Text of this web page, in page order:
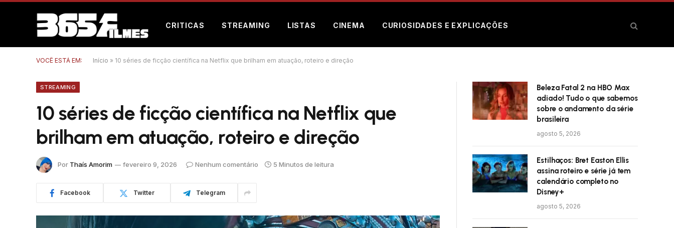
CRITICAS STREAMING LISTAS CINEMA CURIOSIDADES E EXPLICAÇÕES
VOCÊ ESTÁ EM: Início » 10 séries de ficção científica na Netflix que brilham em atuação, roteiro e direção
STREAMING
10 séries de ficção científica na Netflix que
brilham em atuação, roteiro e direção
Por Thaís Amorim fevereiro 9, 2026 Nenhum comentário 5 Minutos de leitura
Facebook Twitter Telegram
Beleza Fatal 2 na HBO Max
adiado! Tudo o que sabemos
sobre o andamento da série
brasileira
agosto 5, 2026
Estilhaços: Bret Easton Ellis
assina roteiro e série já tem
calendário completo no
Disney+
agosto 5, 2026